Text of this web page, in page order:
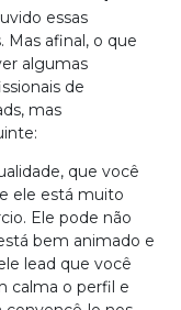
essas
Mas afinal, o que
algumas
de
mas
que você
ele está muito
Ele pode não
bem animado e
lead que você
calma o perfil e